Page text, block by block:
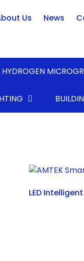
Us News
HYDROGEN
LED